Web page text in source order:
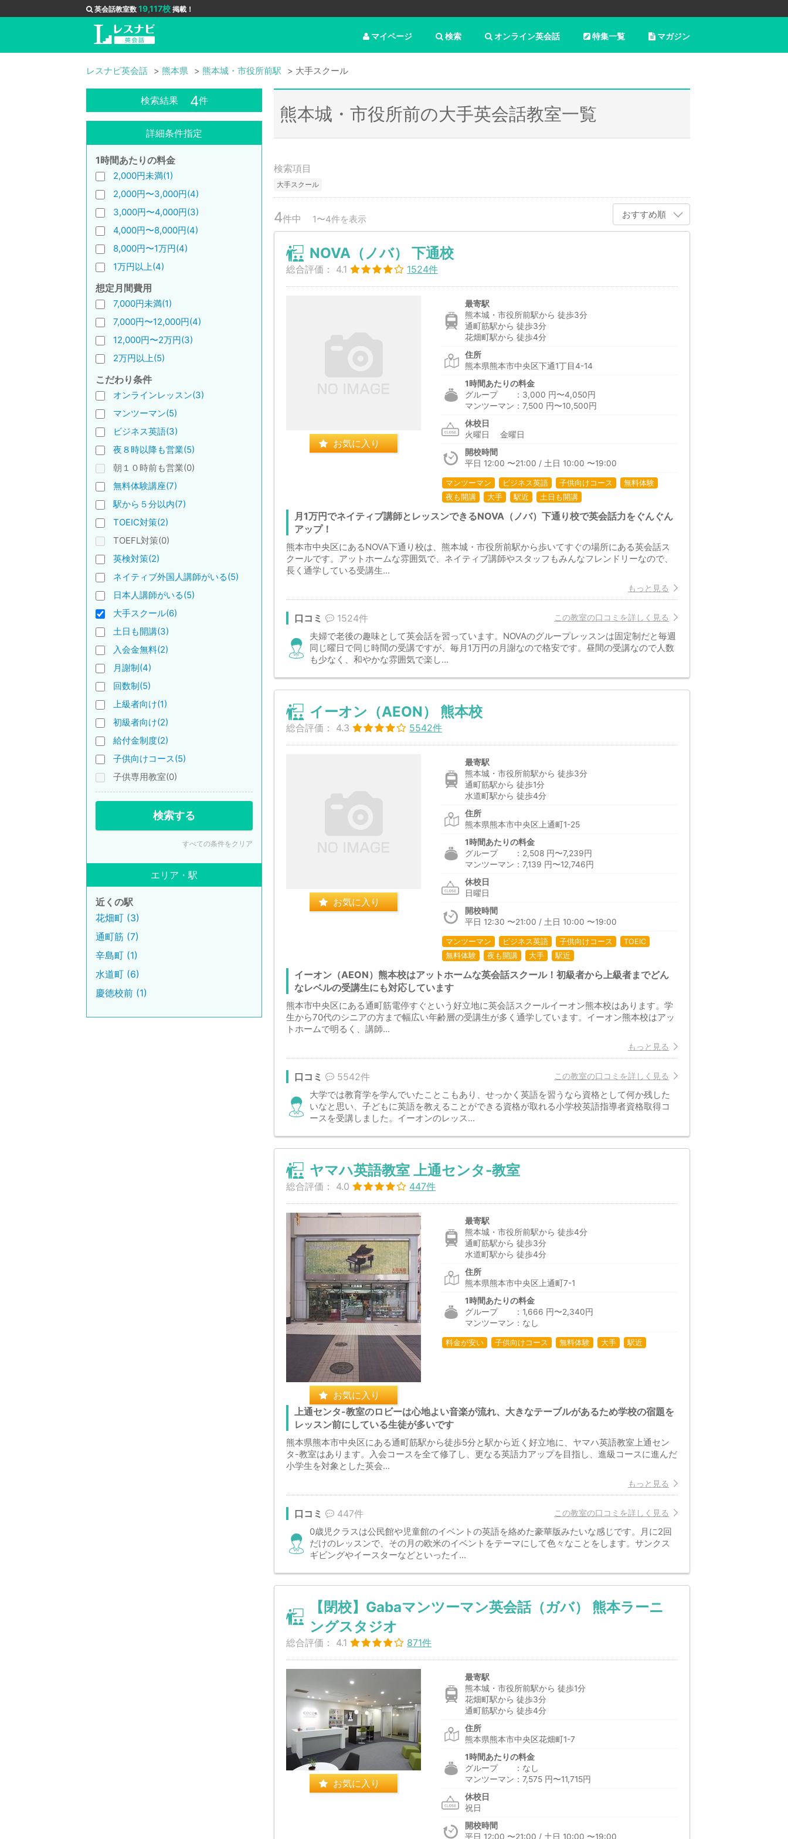
英会話教室数 19,117校 掲載！
マガジン
特集一覧
オンライン英会話
検索
マイページ
レスナビ英会話 熊本県 熊本城・市役所前駅 大手スクール
検索結果 4件
詳細条件指定
1時間あたりの料金
2,000円未満(1)
2,000円〜3,000円(4)
3,000円〜4,000円(3)
4,000円〜8,000円(4)
8,000円〜1万円(4)
1万円以上(4)
想定月間費用
7,000円未満(1)
7,000円〜12,000円(4)
12,000円〜2万円(3)
2万円以上(5)
こだわり条件
オンラインレッスン(3)
マンツーマン(5)
ビジネス英語(3)
夜８時以降も営業(5)
朝１０時前も営業(0)
無料体験講座(7)
駅から５分以内(7)
TOEIC対策(2)
TOEFL対策(0)
英検対策(2)
ネイティブ外国人講師がいる(5)
日本人講師がいる(5)
大手スクール(6)
土日も開講(3)
入会金無料(2)
月謝制(4)
回数制(5)
上級者向け(1)
初級者向け(2)
給付金制度(2)
子供向けコース(5)
子供専用教室(0)
検索する
すべての条件をクリア
エリア・駅
近くの駅
花畑町 (3)
通町筋 (7)
辛島町 (1)
水道町 (6)
慶徳校前 (1)
熊本城・市役所前の大手英会話教室一覧
検索項目
大手スクール
4件中 1〜4件を表示 おすすめ順
NOVA（ノバ） 下通校
総合評価： 4.1 1524件
お気に入り
最寄駅
熊本城・市役所前駅から 徒歩3分
通町筋駅から 徒歩3分
花畑町駅から 徒歩4分
住所
熊本県熊本市中央区下通1丁目4-14
1時間あたりの料金
グループ ：3,000 円〜4,050円
マンツーマン：7,500 円〜10,500円
休校日
火曜日 金曜日
開校時間
平日 12:00 〜21:00 / 土日 10:00 〜19:00
マンツーマン ビジネス英語 子供向けコース
無料体験
夜も開講
大手 駅近 土日も開講
月1万円でネイティブ講師とレッスンできるNOVA（ノバ）下通り校で英会話力をぐんぐん
アップ！
熊本市中央区にあるNOVA下通り校は、熊本城・市役所前駅から歩いてすぐの場所にある英会話ス
クールです。アットホームな雰囲気で、ネイティブ講師やスタッフもみんなフレンドリーなので、
長く通学している受講生...
もっと見る
この教室の口コミを詳しく見る
口コミ 1524件
夫婦で老後の趣味として英会話を習っています。NOVAのグループレッスンは固定制だと毎週
同じ曜日で同じ時間の受講ですが、毎月1万円の月謝なので格安です。昼間の受講なので人数
も少なく、和やかな雰囲気で楽し...
イーオン（AEON） 熊本校
総合評価： 4.3 5542件
お気に入り
最寄駅
熊本城・市役所前駅から 徒歩3分
通町筋駅から 徒歩1分
水道町駅から 徒歩4分
住所
熊本県熊本市中央区上通町1-25
1時間あたりの料金
グループ ：2,508 円〜7,239円
マンツーマン：7,139 円〜12,746円
休校日
日曜日
開校時間
平日 12:30 〜21:00 / 土日 10:00 〜19:00
マンツーマン ビジネス英語 子供向けコース
TOEIC
無料体験
夜も開講 大手 駅近
イーオン（AEON）熊本校はアットホームな英会話スクール！初級者から上級者までどん
なレベルの受講生にも対応しています
熊本市中央区にある通町筋電停すぐという好立地に英会話スクールイーオン熊本校はあります。学
生から70代のシニアの方まで幅広い年齢層の受講生が多く通学しています。イーオン熊本校はアッ
トホームで明るく、講師...
もっと見る
この教室の口コミを詳しく見る
口コミ 5542件
大学では教育学を学んでいたことこもあり、せっかく英語を習うなら資格として何か残した
いなと思い、子どもに英語を教えることができる資格が取れる小学校英語指導者資格取得コ
ースを受講しました。イーオンのレッス...
ヤマハ英語教室 上通センタ-教室
総合評価： 4.0 447件
お気に入り
最寄駅
熊本城・市役所前駅から 徒歩4分
通町筋駅から 徒歩3分
水道町駅から 徒歩4分
住所
熊本県熊本市中央区上通町7-1
1時間あたりの料金
グループ ：1,666 円〜2,340円
マンツーマン：なし
料金が安い 子供向けコース 無料体験 大手 駅近
上通センタ-教室のロビーは心地よい音楽が流れ、大きなテーブルがあるため学校の宿題を
レッスン前にしている生徒が多いです
熊本県熊本市中央区にある通町筋駅から徒歩5分と駅から近く好立地に、ヤマハ英語教室上通セン
タ-教室はあります。入会コースを全て修了し、更なる英語力アップを目指し、進級コースに進んだ
小学生を対象とした英会...
もっと見る
この教室の口コミを詳しく見る
口コミ 447件
0歳児クラスは公民館や児童館のイベントの英語を絡めた豪華版みたいな感じです。月に2回
だけのレッスンで、その月の欧米のイベントをテーマにして色々なことをします。サンクス
ギビングやイースターなどといったイ...
【閉校】Gabaマンツーマン英会話（ガバ） 熊本ラーニ
ングスタジオ
総合評価： 4.1 871件
お気に入り
最寄駅
熊本城・市役所前駅から 徒歩1分
花畑町駅から 徒歩3分
通町筋駅から 徒歩4分
住所
熊本県熊本市中央区花畑町1-7
1時間あたりの料金
グループ ：なし
マンツーマン：7,575 円〜11,715円
休校日
祝日
開校時間
平日 12:00 〜21:00 / 土日 10:00 〜19:00